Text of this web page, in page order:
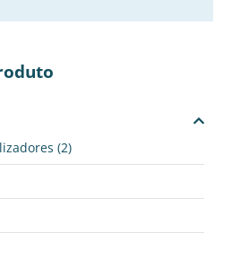
(2)